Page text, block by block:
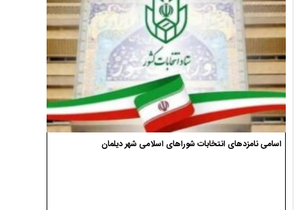
اسامی نامزدهای انتخابات شوراهای اسلامی شهر دیلمان